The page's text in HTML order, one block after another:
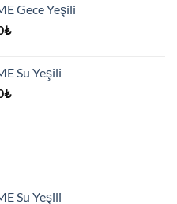
7,500.00₺.
Gece Yeşili
₺Şu
7,500.00₺.
Su Yeşili
₺Şu
Su Yeşili